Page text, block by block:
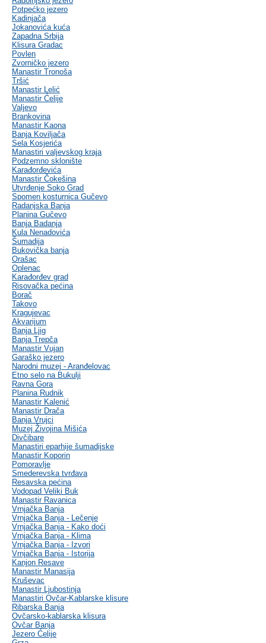
Potpećko jezero
Kadinjača
Jokanovića kuća
Zapadna Srbija
Klisura Gradac
Povlen
Zvorničko jezero
Manastir Tronoša
Tršić
Manastir Lelić
Manastir Ćelije
Valjevo
Brankovina
Manastir Kaona
Banja Koviljača
Sela Kosjerića
Manastiri valjevskog kraja
Podzemno sklonište
Karađorđevića
Manastir Čokešina
Utvrđenje Soko Grad
Spomen kosturnica Gučevo
Radanjska Banja
Planina Gučevo
Banja Badanja
Kula Nenadovića
Šumadija
Bukovička banja
Orašac
Oplenac
Karađorđev grad
Risovačka pećina
Borač
Takovo
Kragujevac
Akvarijum
Banja Ljig
Banja Trepča
Manastir Vujan
Garaško jezero
Narodni muzej - Aranđelovac
Etno selo na Bukulji
Ravna Gora
Planina Rudnik
Manastir Kalenić
Manastir Drača
Banja Vrujci
Muzej Živojina Mišića
Divčibare
Manastiri eparhije šumadijske
Manastir Koporin
Pomoravlje
Smederevska tvrđava
Resavska pećina
Vodopad Veliki Buk
Manastir Ravanica
Vrnjačka Banja
Vrnjačka Banja - Lečenje
Vrnjačka Banja - Kako doći
Vrnjačka Banja - Klima
Vrnjačka Banja - Izvori
Vrnjačka Banja - Istorija
Kanjon Resave
Manastir Manasija
Kruševac
Manastir Ljubostinja
Manastiri Ovčar-Kablarske klisure
Ribarska Banja
Ovčarsko-kablarska klisura
Ovčar Banja
Jezero Ćelije